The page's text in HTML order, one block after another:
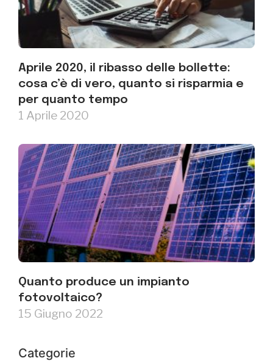
Aprile 2020, il ribasso delle bollette:
cosa c’è di vero, quanto si risparmia e
per quanto tempo
1 Aprile 2020
Quanto produce un impianto
fotovoltaico?
15 Giugno 2022
Categorie